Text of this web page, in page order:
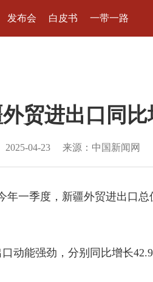
发布会 白皮书 一带一路
贸进出口同比
2025-04-23 来源：中国新闻网
季度，新疆外贸进出口总
能强劲，分别同比增长